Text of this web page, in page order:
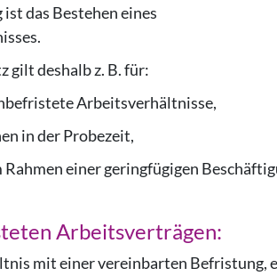
das Bestehen eines
gilt deshalb z. B. für:
Arbeitsverhältnisse,
in der Probezeit,
einer geringfügigen
Arbeitsverträgen:
mit einer vereinbarten Befristung,